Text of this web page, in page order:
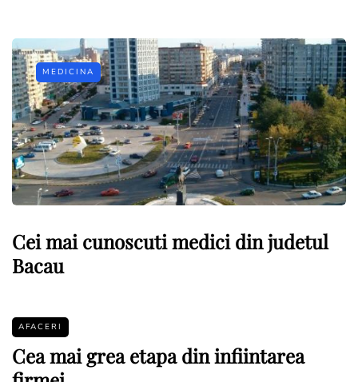
MEDICINA
Cei mai cunoscuti medici din judetul
Bacau
AFACERI
Cea mai grea etapa din infiintarea